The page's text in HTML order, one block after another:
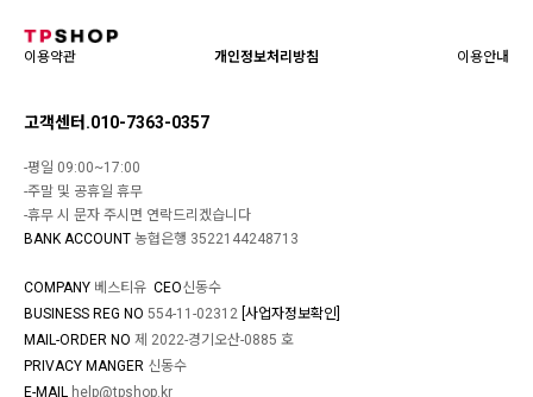
이용약관 개인정보처리방침 이용안내
고객센터.010-7363-0357
-평일 09:00~17:00
-주말 및 공휴일 휴무
-휴무 시 문자 주시면 연락드리겠습니다
BANK ACCOUNT 농협은행 3522144248713
COMPANY 베스티유 CEO신동수
BUSINESS REG NO 554-11-02312 [사업자정보확인]
MAIL-ORDER NO 제 2022-경기오산-0885 호
PRIVACY MANGER 신동수
E-MAIL help@tpshop.kr